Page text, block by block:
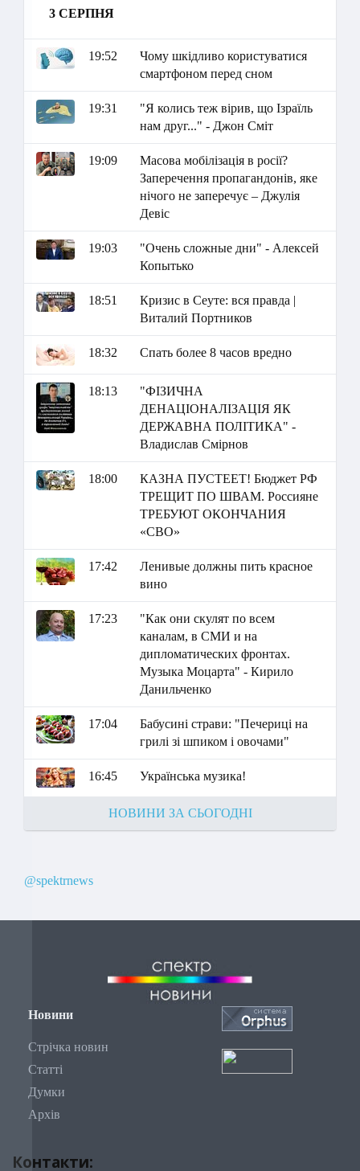
3 СЕРПНЯ
19:52
Чому шкідливо користуватися
смартфоном перед сном
19:31
"Я колись теж вірив, що Ізраїль
нам друг..." - Джон Сміт
19:09
Масова мобілізація в росії?
Заперечення пропагандонів, яке
нічого не заперечує – Джулія
Девіс
19:03
"Очень сложные дни" - Алексей
Копытько
18:51
Кризис в Сеуте: вся правда |
Виталий Портников
18:32 Спать более 8 часов вредно
18:13
"ФІЗИЧНА
ДЕНАЦІОНАЛІЗАЦІЯ ЯК
ДЕРЖАВНА ПОЛІТИКА" -
Владислав Смірнов
18:00
КАЗНА ПУСТЕЕТ! Бюджет РФ
ТРЕЩИТ ПО ШВАМ. Россияне
ТРЕБУЮТ ОКОНЧАНИЯ
«СВО»
17:42
Ленивые должны пить красное
вино
17:23
"Как они скулят по всем
каналам, в СМИ и на
дипломатических фронтах.
Музыка Моцарта" - Кирило
Данильченко
17:04
Бабусині страви: "Печериці на
грилі зі шпиком і овочами"
16:45 Українська музика!
НОВИНИ ЗА СЬОГОДНІ
@spektrnews
Новини
Стрічка новин
Статті
Думки
Архів
Контакти: